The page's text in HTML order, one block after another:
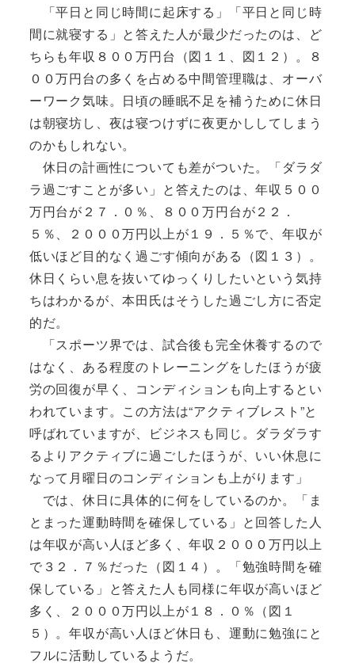
「平日と同じ時間に起床する」「平日と同じ時
間に就寝する」と答えた人が最少だったのは、ど
ちらも年収８００万円台（図１１、図１２）。８
００万円台の多くを占める中間管理職は、オーバ
ーワーク気味。日頃の睡眠不足を補うために休日
は朝寝坊し、夜は寝つけずに夜更かししてしまう
のかもしれない。
休日の計画性についても差がついた。「ダラダ
ラ過ごすことが多い」と答えたのは、年収５００
万円台が２７．０％、８００万円台が２２．
５％、２０００万円以上が１９．５％で、年収が
低いほど目的なく過ごす傾向がある（図１３）。
休日くらい息を抜いてゆっくりしたいという気持
ちはわかるが、本田氏はそうした過ごし方に否定
的だ。
「スポーツ界では、試合後も完全休養するので
はなく、ある程度のトレーニングをしたほうが疲
労の回復が早く、コンディションも向上するとい
われています。この方法は“アクティブレスト”と
呼ばれていますが、ビジネスも同じ。ダラダラす
るよりアクティブに過ごしたほうが、いい休息に
なって月曜日のコンディションも上がります」
では、休日に具体的に何をしているのか。「ま
とまった運動時間を確保している」と回答した人
は年収が高い人ほど多く、年収２０００万円以上
で３２．７％だった（図１４）。「勉強時間を確
保している」と答えた人も同様に年収が高いほど
多く、２０００万円以上が１８．０％（図１
５）。年収が高い人ほど休日も、運動に勉強にと
フルに活動しているようだ。